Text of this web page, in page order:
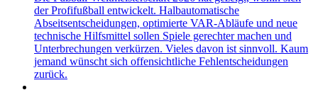
der Profifußball entwickelt. Halbautomatische
Abseitsentscheidungen, optimierte VAR-Abläufe und neue
technische Hilfsmittel sollen Spiele gerechter machen und
Unterbrechungen verkürzen. Vieles davon ist sinnvoll. Kaum
jemand wünscht sich offensichtliche Fehlentscheidungen
zurück.